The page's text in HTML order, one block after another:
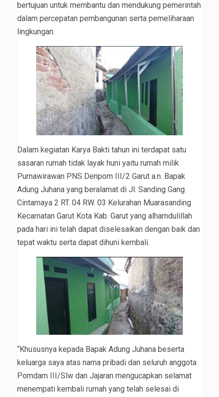
bertujuan untuk membantu dan mendukung pemerintah
dalam percepatan pembangunan serta pemeliharaan
lingkungan.
Dalam kegiatan Karya Bakti tahun ini terdapat satu
sasaran rumah tidak layak huni yaitu rumah milik
Purnawirawan PNS Denpom III/2 Garut a.n. Bapak
Adung Juhana yang beralamat di Jl. Sanding Gang
Cintamaya 2 RT. 04 RW. 03 Kelurahan Muarasanding
Kecamatan Garut Kota Kab. Garut yang alhamdulillah
pada hari ini telah dapat diselesaikan dengan baik dan
tepat waktu serta dapat dihuni kembali.
“Khususnya kepada Bapak Adung Juhana beserta
keluarga saya atas nama pribadi dan seluruh anggota
Pomdam III/Slw dan Jajaran mengucapkan selamat
menempati kembali rumah yang telah selesai di